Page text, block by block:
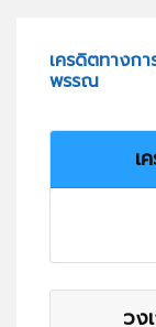
เครดิตทางก
พรรณ
เ
วง